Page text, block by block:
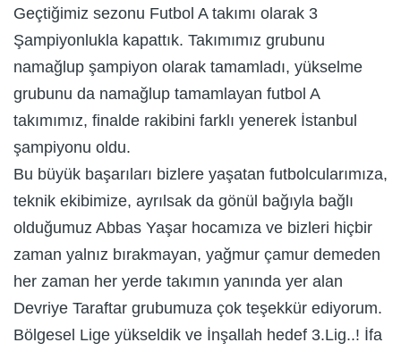
Geçtiğimiz sezonu Futbol A takımı olarak 3
Şampiyonlukla kapattık. Takımımız grubunu
namağlup şampiyon olarak tamamladı, yükselme
grubunu da namağlup tamamlayan futbol A
takımımız, finalde rakibini farklı yenerek İstanbul
şampiyonu oldu.
Bu büyük başarıları bizlere yaşatan futbolcularımıza,
teknik ekibimize, ayrılsak da gönül bağıyla bağlı
olduğumuz Abbas Yaşar hocamıza ve bizleri hiçbir
zaman yalnız bırakmayan, yağmur çamur demeden
her zaman her yerde takımın yanında yer alan
Devriye Taraftar grubumuza çok teşekkür ediyorum.
Bölgesel Lige yükseldik ve İnşallah hedef 3.Lig..! İfa